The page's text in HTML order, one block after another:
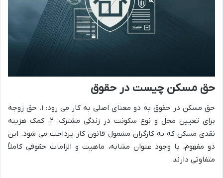
حق مسکن چیست در حقوق
حق مسکن در حقوق به دو معنای اصلی به کار می رود: ۱. حق زوجه
برای تعیین محل و نوع سکونت در زندگی مشترک. ۲. کمک هزینه
نقدی مسکن که به کارگران مشمول قانون کار پرداخت می شود. این
دو مفهوم، با وجود عنوان مشابه، ماهیت و الزامات حقوقی کاملاً
متفاوتی دارند.